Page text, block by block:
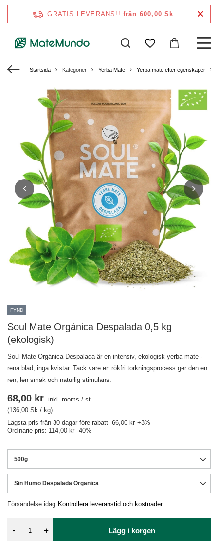
GRATIS LEVERANS!! från 600,00 Sk
Startsida Kategorier Yerba Mate Yerba mate efter egenskaper
FYND
Soul Mate Orgánica Despalada 0,5 kg
(ekologisk)
Soul Mate Orgánica Despalada är en intensiv, ekologisk yerba mate -
rena blad, inga kvistar. Tack vare en rökfri torkningsprocess ger den en
ren, len smak och naturlig stimulans.
500g
Sin Humo Despalada Organica
Försändelse idag Kontrollera leveranstid och kostnader
68,00 kr inkl. moms / st.
(136,00 Sk / kg)
Lägsta pris från 30 dagar före rabatt: 66,00 kr +3%
Ordinarie pris: 114,00 kr -40%
- + Lägg i korgen